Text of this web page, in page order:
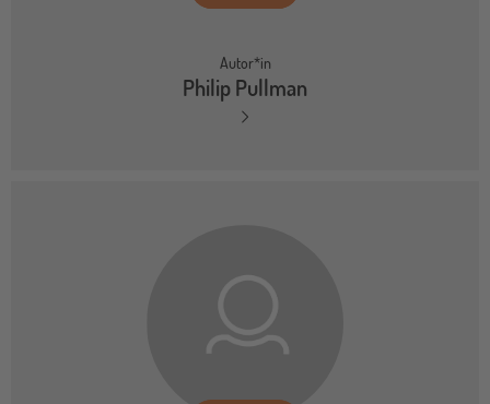
Autor*in
Philip Pullman